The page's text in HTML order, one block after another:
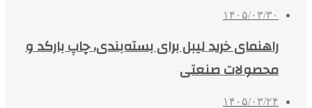
۱۴۰۵/۰۳/۳۰
راهنمای خرید لیبل برای بسته‌بندی، چاپ بارکد و
محصولات صنعتی
۱۴۰۵/۰۳/۲۴